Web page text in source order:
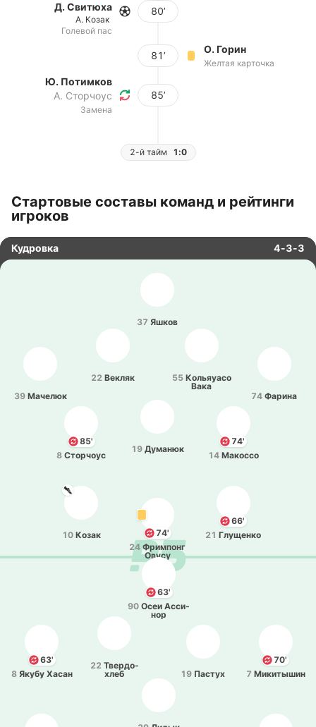
Д. Свитюха
А. Козак
Голевой пас
80’
81’
О. Горин
Желтая карточка
Ю. Потимков
А. Сторчоус
Замена
85’
2-й тайм 1:0
Стартовые составы команд и рейтинги
игроков
Кудровка 4-3-3
37 Яшков
74 Фарина
22 Векляк 55 Ко­льяуа­со
Вака
39 Ма­че­люк
74'
14 Ма­ко­ссо
85'
8 Сто­рчоус
19 Ду­ма­нюк
74'
24 Фри­мпонг
Овусу
10 Козак
66'
21 Глу­ще­нко
19 Пастух
22 Тве­рдо­
хлеб
70'
7 Ми­ки­ты­шин
63'
8 Якубу Хасан
63'
90 Осеи Асси­
нор